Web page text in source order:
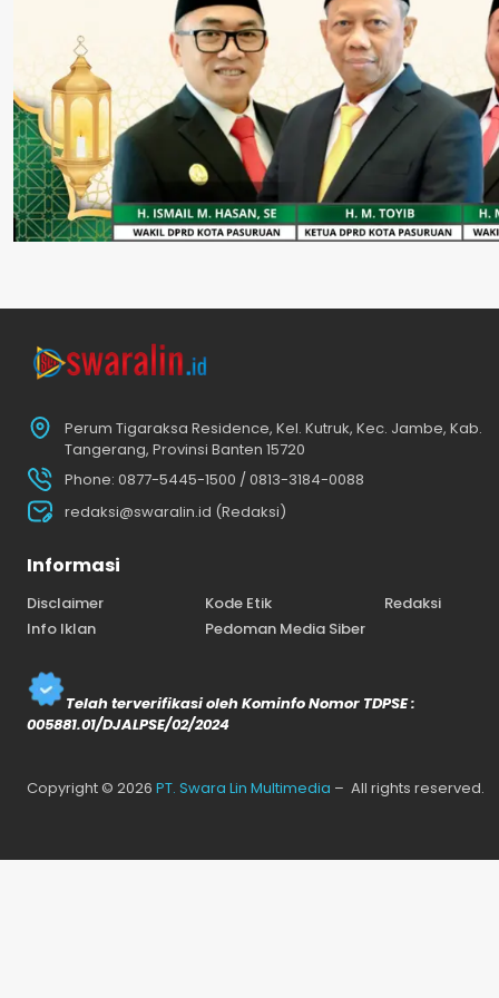
Perum Tigaraksa Residence, Kel. Kutruk, Kec. Jambe, Kab.
Tangerang, Provinsi Banten 15720
Phone: 0877-5445-1500 / 0813-3184-0088
redaksi@swaralin.id (Redaksi)
Informasi
Disclaimer Kode Etik
Redaksi
Info Iklan
Pedoman Media Siber
Telah terverifikasi oleh Kominfo Nomor TDPSE :
005881.01/DJALPSE/02/2024
Copyright © 2026 PT. Swara Lin Multimedia – All rights reserved.